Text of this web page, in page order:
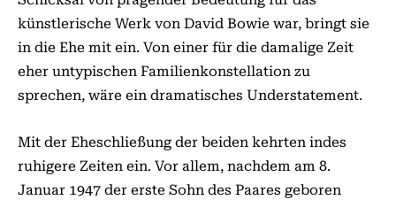
künstlerische Werk von David Bowie war, bringt sie
in die Ehe mit ein. Von einer für die damalige Zeit
eher untypischen Familienkonstellation zu
sprechen, wäre ein dramatisches Understatement.
Mit der Eheschließung der beiden kehrten indes
ruhigere Zeiten ein. Vor allem, nachdem am 8.
Januar 1947 der erste Sohn des Paares geboren